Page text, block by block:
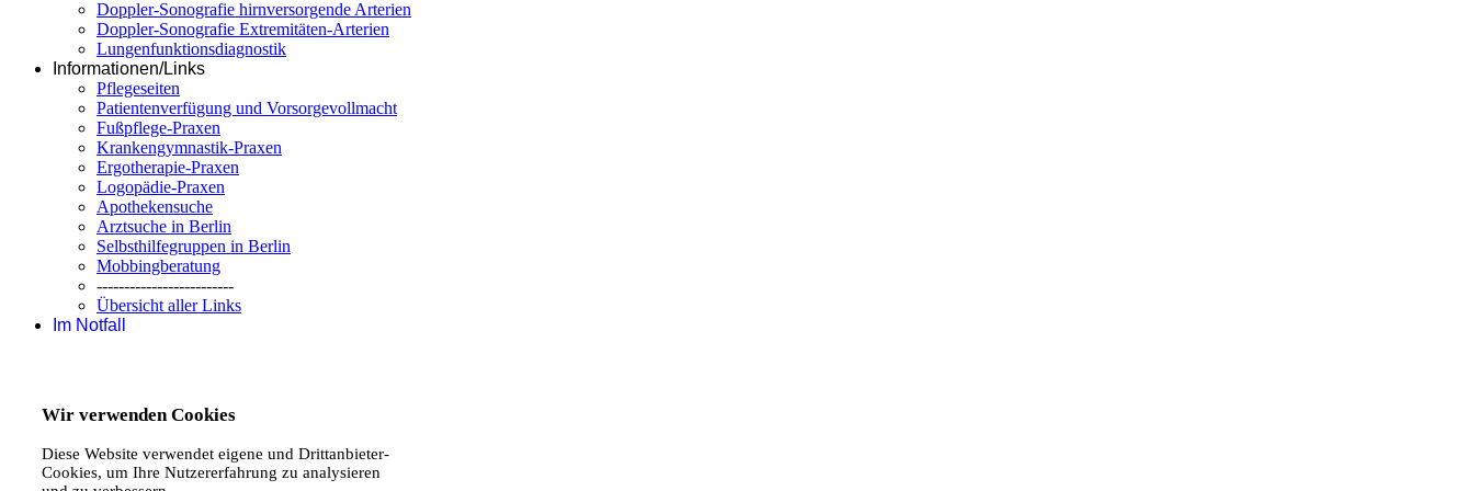
Doppler-Sonografie hirnversorgende Arterien
Doppler-Sonografie Extremitäten-Arterien
Lungenfunktionsdiagnostik
Informationen/Links
Pflegeseiten
Patientenverfügung und Vorsorgevollmacht
Fußpflege-Praxen
Krankengymnastik-Praxen
Ergotherapie-Praxen
Logopädie-Praxen
Apothekensuche
Arztsuche in Berlin
Selbsthilfegruppen in Berlin
Mobbingberatung
-------------------------
Übersicht aller Links
Im Notfall
Wir verwenden Cookies
Diese Website verwendet eigene und Drittanbieter-
Cookies, um Ihre Nutzererfahrung zu analysieren